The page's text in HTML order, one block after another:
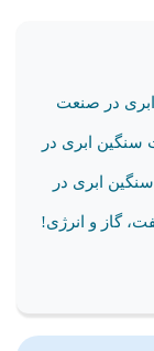
در صنعت
سنگین ابری در
ابری در
گاز و انرژی!